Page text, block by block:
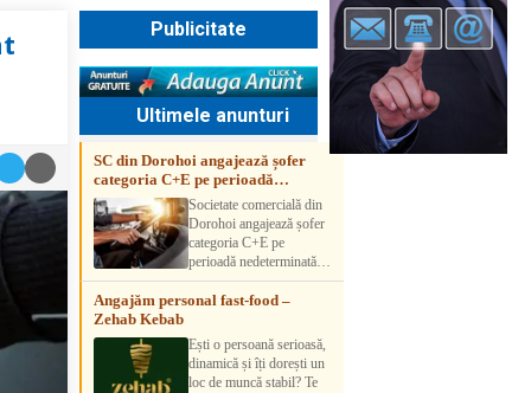
Publicitate
Ultimele anunturi
SC din Dorohoi angajează șofer
categoria C+E pe perioadă
nedeterminatăSocietate comercială din
Dorohoi angajează șofer
categoria C+E pe
perioadă nedeterminată.
Candidatul trebuie să
aibă experiență și atestat
detalii, vă rog să sunați la
numărul de telefon.
Angajăm personal fast-food –
Zehab Kebab
Ești o persoană serioasă,
dinamică și îți dorești un
loc de muncă stabil? Te